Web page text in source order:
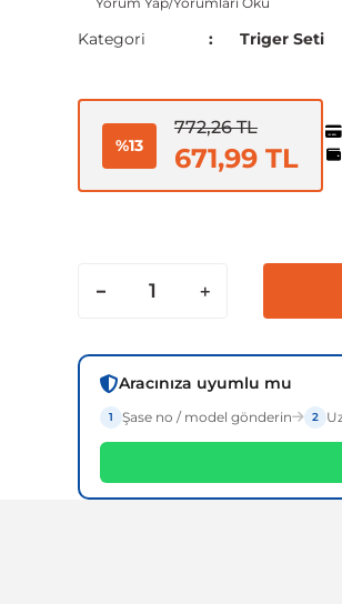
Kategori Triger Seti
%13
772,26 TL
671,99 TL
Aracınıza uyumlu mu
1 Şase no / model gönderin 2